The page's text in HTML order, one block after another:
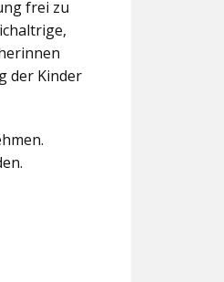
frei zu
der Kinder